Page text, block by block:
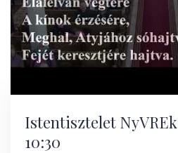
Istentisztelet NyVREk
10:30